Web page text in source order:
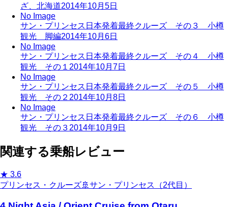
ざ、北海道2014年10月5日
No Image
サン・プリンセス日本発着最終クルーズ その３ 小樽
観光 脚編2014年10月6日
No Image
サン・プリンセス日本発着最終クルーズ その４ 小樽
観光 その１ 2014年10月7日
No Image
サン・プリンセス日本発着最終クルーズ その５ 小樽
観光 その２ 2014年10月8日
No Image
サン・プリンセス日本発着最終クルーズ その６ 小樽
観光 その３ 2014年10月9日
関連する乗船レビュー
★ 3.6
プリンセス・クルーズ🚢サン・プリンセス（2代目）